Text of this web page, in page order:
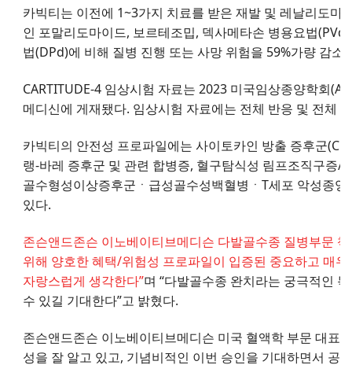
카빅티는 이전에 1~3가지 치료를 받은 재발 및 레날리도
인 포말리도마이드, 보르테조밉, 덱사메타손 병용요법
법(DPd)에 비해 질병 진행 또는 사망 위험을 59%가량 감소
CARTITUDE-4 임상시험 자료는 2023 미국임상종양학회
메디신에 게재됐다. 임상시험 자료에는 전체 반응 및 전체
카빅티의 안전성 프로파일에는 사이토카인 방출 증후군
랭-바레 증후군 및 관련 합병증, 혈구탐식성 림프조직구증
골수형성이상증후군ㆍ급성골수성백혈병ㆍT세포 악성종
있다.
존슨앤드존슨 이노베이티브메디슨 다발골수종 질병부문
위해 양호한 혜택/위험성 프로파일이 입증된 중요하고 매
자랑스럽게 생각한다”며 “다발골수종 완치라는 궁극적인
수 있길 기대한다”고 밝혔다.
존슨앤드존슨 이노베이티브메디슨 미국 혈액학 부문 대표
성을 잘 알고 있고, 기념비적인 이번 승인을 기대하면서 공